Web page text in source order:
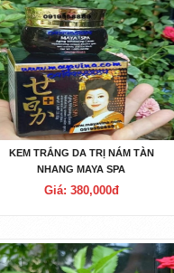
KEM TRẮNG DA TRỊ NÁM TÀN
NHANG MAYA SPA
Giá: 380,000đ